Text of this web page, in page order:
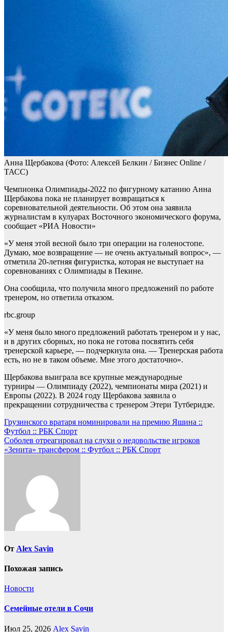
Анна Щербакова (Фото: Алексей Белкин / Бизнес Online /
ТАСС)
Чемпионка Олимпиады-2022 по фигурному катанию Анна
Щербакова пока не планирует возвращаться к
соревновательной деятельности. Об этом она заявила
журналистам в кулуарах Восточного экономического форума,
сообщает «РИА Новости»
«У меня этой весной было три операции на голеностопе.
Думаю, мое возвращение — не очень актуальный вопрос», —
отметила 20-летняя фигуристка, которая не выступает на
соревнованиях с Олимпиады в Пекине.
Она сообщила, что получила много предложений по работе
тренером, но ответила отказом.
rbc.group
«У меня было много предложений работать тренером и у нас,
и в других сборных, но пока не готова посвятить себя
тренерской карьере, — подчеркнула она. — Тренерская работа
есть, но не в таком объеме. Мне этого достаточно».
Щербакова выиграла все крупные международные
турниры — Олимпиаду (2022), чемпионаты мира (2021) и
Европы (2022). В 2024 году Щербакова заявила о
прекращении сотрудничества с тренером Этери Тутберидзе.
Навигация
по
записям
Грузинского вратаря номинировали на премию Яшина ::
Футбол :: РБК Спорт
Соболев отреагировал на слухи о недовольстве игроков
«Зенита» трансфером :: Футбол :: РБК Спорт
От Alex Savin
Похожая запись
Новости
Семейные отели в Сочи
Июл 25, 2026 Alex Savin